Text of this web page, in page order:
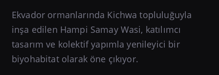
Ekvador ormanlarında Kichwa topluluğuyla
inşa edilen Hampi Samay Wasi, katılımcı
tasarım ve kolektif yapımla yenileyici bir
biyohabitat olarak öne çıkıyor.